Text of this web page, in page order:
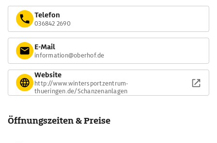
Telefon
036842 2690
E-Mail
information@oberhof.de
Website
http://www.wintersportzentrum-
thueringen.de/Schanzenanlagen
Öffnungszeiten & Preise